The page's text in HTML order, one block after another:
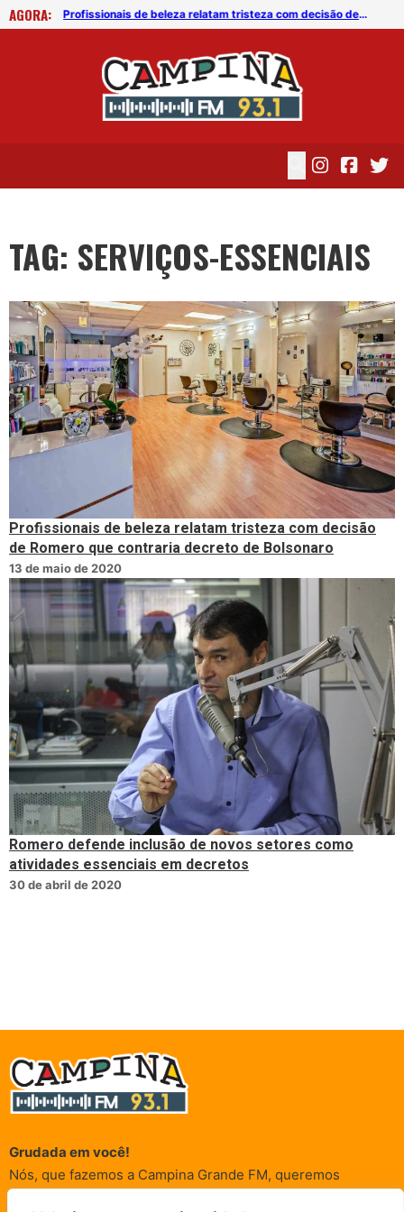
AGORA:
Romero defende inclusão de novos setores como atividades essenciais em decretos Profissionais de beleza relatam tristeza com decisão de Romero que contraria decreto de Bolsonaro
TAG: SERVIÇOS-ESSENCIAIS
Profissionais de beleza relatam tristeza com decisão
de Romero que contraria decreto de Bolsonaro
13 de maio de 2020
Romero defende inclusão de novos setores como
atividades essenciais em decretos
30 de abril de 2020
Grudada em você!
Nós, que fazemos a Campina Grande FM, queremos